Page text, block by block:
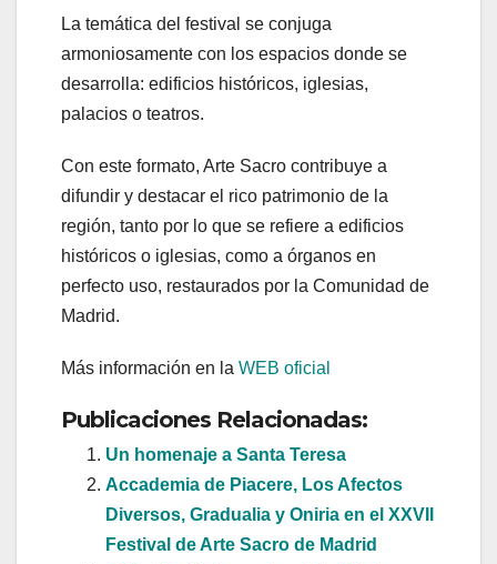
La temática del festival se conjuga
armoniosamente con los espacios donde se
desarrolla: edificios históricos, iglesias,
palacios o teatros.
Con este formato, Arte Sacro contribuye a
difundir y destacar el rico patrimonio de la
región, tanto por lo que se refiere a edificios
históricos o iglesias, como a órganos en
perfecto uso, restaurados por la Comunidad de
Madrid.
Más información en la WEB oficial
Publicaciones Relacionadas:
Un homenaje a Santa Teresa
Accademia de Piacere, Los Afectos
Diversos, Gradualia y Oniria en el XXVII
Festival de Arte Sacro de Madrid